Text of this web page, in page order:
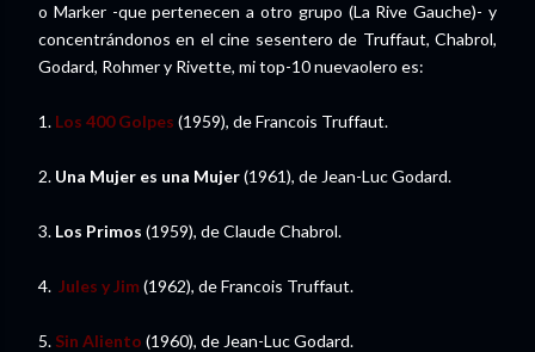
o Marker -que pertenecen a otro grupo (La Rive Gauche)- y
concentrándonos en el cine sesentero de Truffaut, Chabrol,
Godard, Rohmer y Rivette, mi top-10 nuevaolero es:
1. Los 400 Golpes (1959), de Francois Truffaut.
2. Una Mujer es una Mujer(1961), de Jean-Luc Godard.
3. Los Primos (1959), de Claude Chabrol.
4. Jules y Jim (1962), de Francois Truffaut.
5. Sin Aliento (1960), de Jean-Luc Godard.